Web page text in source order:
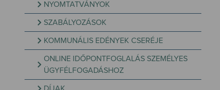
NYOMTATVÁNYOK
SZABÁLYOZÁSOK
KOMMUNÁLIS EDÉNYEK CSERÉJE
ONLINE IDŐPONTFOGLALÁS SZEMÉLYES
ÜGYFÉLFOGADÁSHOZ